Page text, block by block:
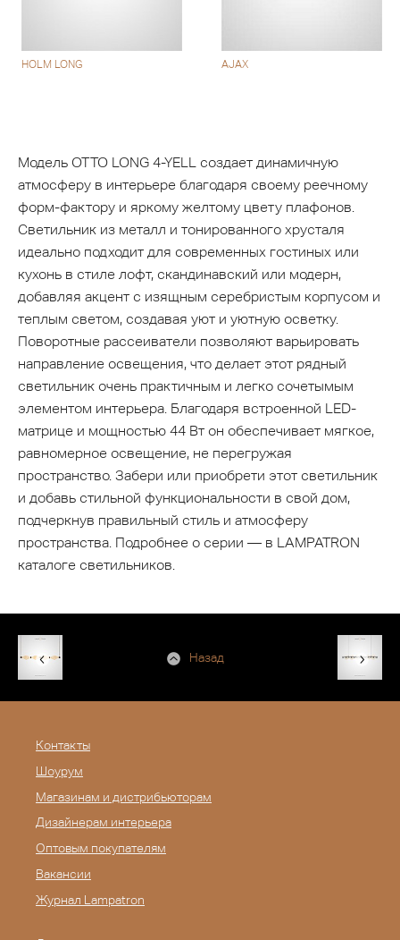
HOLM LONG AJAX
Модель OTTO LONG 4-YELL создает динамичную
атмосферу в интерьере благодаря своему реечному
форм-фактору и яркому желтому цвету плафонов.
Светильник из металл и тонированного хрусталя
идеально подходит для современных гостиных или
кухонь в стиле лофт, скандинавский или модерн,
добавляя акцент с изящным серебристым корпусом и
теплым светом, создавая уют и уютную осветку.
Поворотные рассеиватели позволяют варьировать
направление освещения, что делает этот рядный
светильник очень практичным и легко сочетымым
элементом интерьера. Благодаря встроенной LED-
матрице и мощностью 44 Вт он обеспечивает мягкое,
равномерное освещение, не перегружая
пространство. Забери или приобрети этот светильник
и добавь стильной функциональности в свой дом,
подчеркнув правильный стиль и атмосферу
пространства. Подробнее о серии — в LAMPATRON
каталоге светильников.
Назад
Контакты
Шоурум
Магазинам и дистрибьюторам
Дизайнерам интерьера
Оптовым покупателям
Вакансии
Журнал Lampatron